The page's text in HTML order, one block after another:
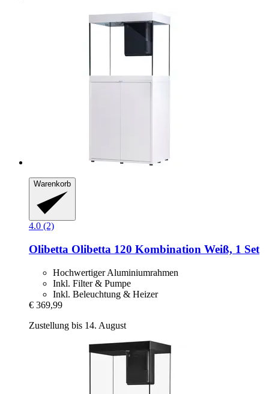
Warenkorb
4.0 (2)
Olibetta Olibetta 120 Kombination Weiß, 1 Set
Hochwertiger Aluminiumrahmen
Inkl. Filter & Pumpe
Inkl. Beleuchtung & Heizer
€ 369,99
Zustellung bis 14. August